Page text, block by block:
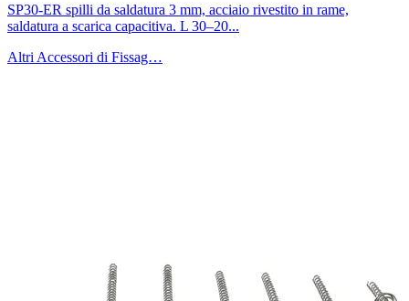
SP30-ER spilli da saldatura 3 mm, acciaio rivestito in rame,
saldatura a scarica capacitiva. L 30–20...
Altri Accessori di Fissag…